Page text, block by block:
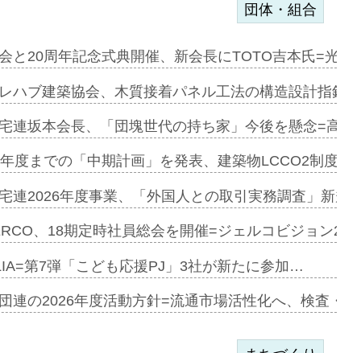
を提案=P…
ンビ…
加=リンナ…
見込む=…
開始=三協…
団体・組合
と20周年記念式典開催、新会長にTOTO吉本氏=光
ハブ建築協会、木質接着パネル工法の構造設計指針
連坂本会長、「団塊世代の持ち家」今後を懸念=高
度までの「中期計画」を発表、建築物LCCO2制度
連2026年度事業、「外国人との取引実務調査」新規
、18期定時社員総会を開催=ジェルコビジョン
第7弾「こども応援PJ」3社が新たに参加…
連の2026年度活動方針=流通市場活性化へ、検査・